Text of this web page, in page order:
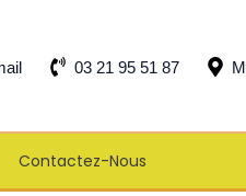
03 21 95 51 87
Contactez-Nous